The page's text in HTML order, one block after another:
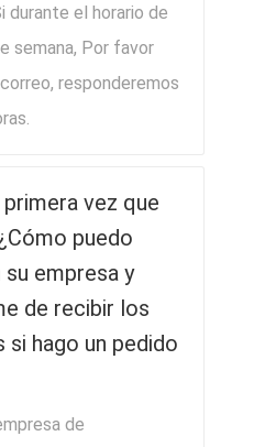
durante el horario de
semana, Por favor
responderemos
vez que
puedo
empresa y
de recibir los
hago un pedido
de